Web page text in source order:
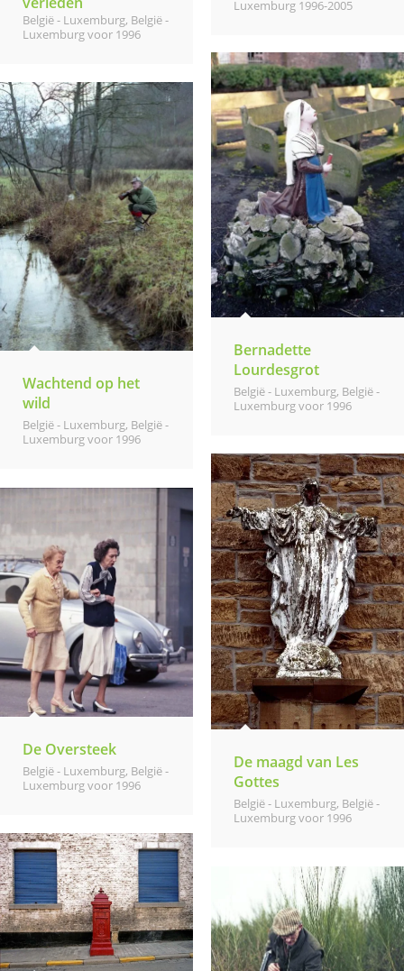
België - Luxemburg, België -
Luxemburg voor 1996
Luxemburg 1996-2005
Bernadette
Lourdesgrot
België - Luxemburg, België -
Luxemburg voor 1996
Wachtend op het
wild
België - Luxemburg, België -
Luxemburg voor 1996
De maagd van Les
Gottes
België - Luxemburg, België -
Luxemburg voor 1996
De Oversteek
België - Luxemburg, België -
Luxemburg voor 1996